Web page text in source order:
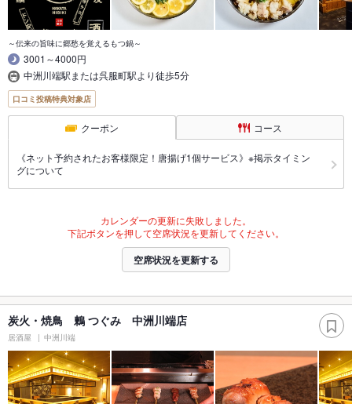
～伝来の旨味に郷愁を覚えるもつ鍋～
3001～4000円
中洲川端駅または呉服町駅より徒歩5分
口コミ投稿特典対象店
クーポン コース
《ネット予約されたお客様限定！唐揚げ1個サービス》※掲示タイミン
グについて
カレンダーの更新に失敗しました。
下記ボタンを押して空席状況を更新してください。
空席状況を更新する
炭火・焼鳥 鶫 つぐみ 中洲川端店
居酒屋 中洲川端